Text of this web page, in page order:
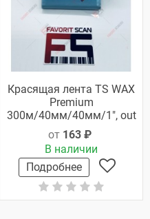
Красящая лента TS WAX
Premium
300м/40мм/40мм/1", out
от 163 ₽
В наличии
Подробнее